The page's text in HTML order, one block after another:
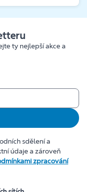
ty nejlepší akce a
sdělení a
údaje a zároveň
zpracování